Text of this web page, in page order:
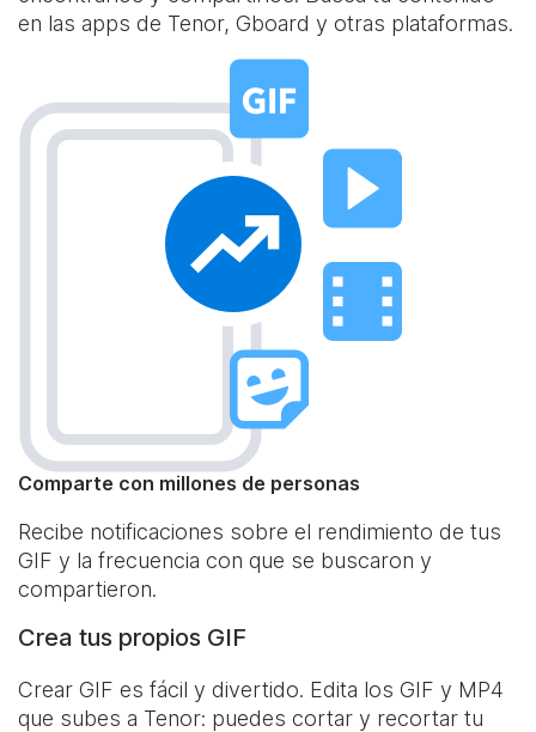
en las apps de Tenor, Gboard y otras plataformas.
Comparte con millones de personas
Recibe notificaciones sobre el rendimiento de tus
GIF y la frecuencia con que se buscaron y
compartieron.
Crea tus propios GIF
Crear GIF es fácil y divertido. Edita los GIF y MP4
que subes a Tenor: puedes cortar y recortar tu